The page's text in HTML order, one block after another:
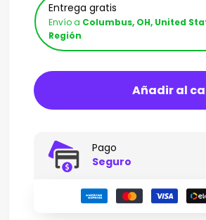
Entrega gratis
Envío a Columbus, OH, United
Región
Añadir al
Pago
Seguro